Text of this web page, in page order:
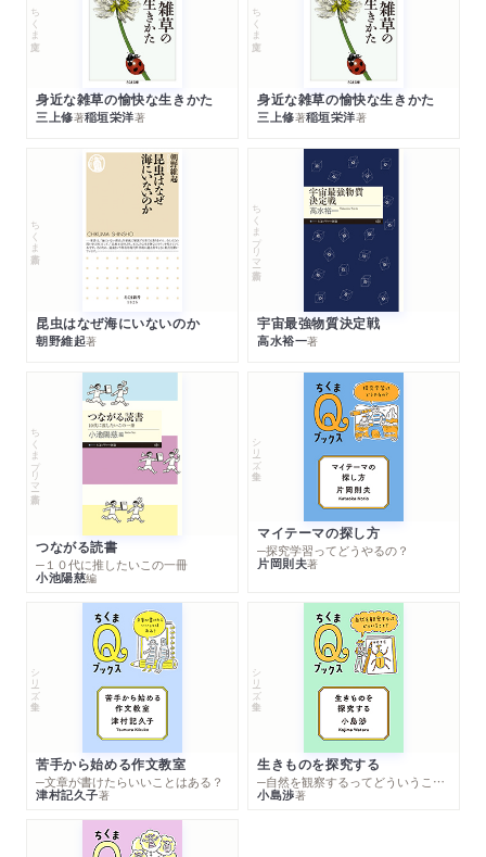
ちくま文庫
身近な雑草の愉快な生きかた
三上修著稲垣栄洋著
ちくま文庫
身近な雑草の愉快な生きかた
三上修著稲垣栄洋著
ちくま新書
昆虫はなぜ海にいないのか
朝野維起著
ちくまプリマー新書
宇宙最強物質決定戦
高水裕一著
ちくまプリマー新書
つながる読書
─１０代に推したいこの一冊
小池陽慈編
シリーズ・全集
マイテーマの探し方
─探究学習ってどうやるの？
片岡則夫著
シリーズ・全集
苦手から始める作文教室
─文章が書けたらいいことはある？
津村記久子著
シリーズ・全集
生きものを探究する
─自然を観察するってどういうこと？
小島渉著